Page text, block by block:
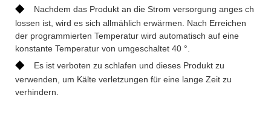
◆
Nachdem das Produkt an die Strom versorgung anges ch
lossen ist, wird es sich allmählich erwärmen. Nach Erreichen
der programmierten Temperatur wird automatisch auf eine
konstante Temperatur von umgeschaltet 40 °.
◆
Es ist verboten zu schlafen und dieses Produkt zu
verwenden, um Kälte verletzungen für eine lange Zeit zu
verhindern.